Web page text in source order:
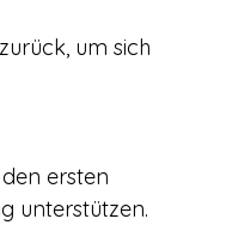
um sich
ersten
unterstützen.